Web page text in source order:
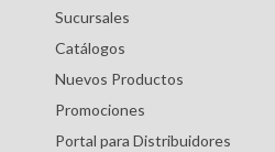
Sucursales
Catálogos
Nuevos Productos
Promociones
Portal para Distribuidores